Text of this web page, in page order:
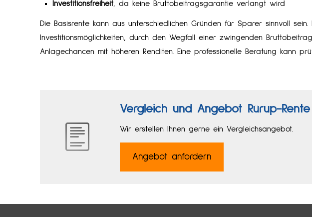
Investitionsfreiheit , da keine Bruttobeitragsgarantie verlangt wird
Die Basisrente kann aus unterschiedlichen Gründen für Sparer sinnvoll
Investitionsmöglichkeiten, durch den Wegfall einer zwingenden
Anlagechancen mit höheren Renditen. Eine professionelle Beratung kann
Vergleich und Angebot Rürup-Rente
Wir erstellen Ihnen gerne ein Vergleichsangebot.
An­ge­bot an­for­dern